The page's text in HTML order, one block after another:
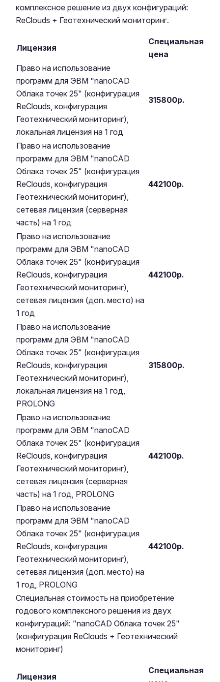
комплексное решение из двух конфигураций:
ReClouds + Геотехнический мониторинг.
Лицензия
Специальная
цена
Право на использование
программ для ЭВМ "nanoCAD
Облака точек 25" (конфигурация
ReClouds, конфигурация
Геотехнический мониторинг),
локальная лицензия на 1 год
315800р.
Право на использование
программ для ЭВМ "nanoCAD
Облака точек 25" (конфигурация
ReClouds, конфигурация
Геотехнический мониторинг),
сетевая лицензия (серверная
часть) на 1 год
442100р.
Право на использование
программ для ЭВМ "nanoCAD
Облака точек 25" (конфигурация
ReClouds, конфигурация
Геотехнический мониторинг),
сетевая лицензия (доп. место) на
1 год
442100р.
Право на использование
программ для ЭВМ "nanoCAD
Облака точек 25" (конфигурация
ReClouds, конфигурация
Геотехнический мониторинг),
локальная лицензия на 1 год,
PROLONG
315800р.
Право на использование
программ для ЭВМ "nanoCAD
Облака точек 25" (конфигурация
ReClouds, конфигурация
Геотехнический мониторинг),
сетевая лицензия (серверная
часть) на 1 год, PROLONG
442100р.
Право на использование
программ для ЭВМ "nanoCAD
Облака точек 25" (конфигурация
ReClouds, конфигурация
Геотехнический мониторинг),
сетевая лицензия (доп. место) на
1 год, PROLONG
442100р.
Специальная стоимость на приобретение
годового комплексного решения из двух
конфигураций: "nanoCAD Облака точек 25"
(конфигурация ReClouds + Геотехнический
мониторинг)
Лицензия
Специальная